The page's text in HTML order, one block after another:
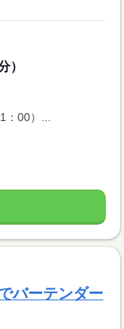
）
00）...
バーテンダー